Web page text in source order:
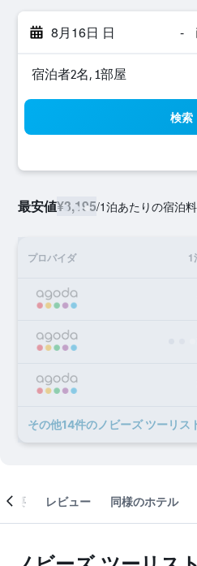
8月16日 日 -
宿泊者2名, 1​部屋
検索
最安値¥3,195/1泊あたりの宿泊
プロバイダ 1
その他14​件のノビーズ ツーリス
概要 レビュー 同様のホテル